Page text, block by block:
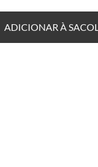
ADICIONAR À